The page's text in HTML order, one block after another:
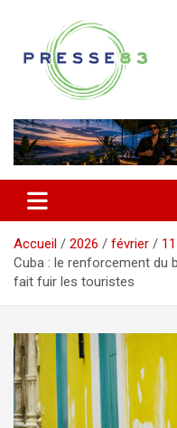
contenu
Presse 83
Accueil 2026 février 11
Cuba : le renforcement du
fait fuir les touristes